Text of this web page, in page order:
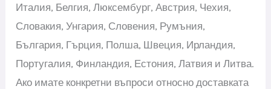
Италия, Белгия, Люксембург, Австрия, Чехия,
Словакия, Унгария, Словения, Румъния,
България, Гърция, Полша, Швеция, Ирландия,
Португалия, Финландия, Естония, Латвия и Литва.
Ако имате конкретни въпроси относно доставката